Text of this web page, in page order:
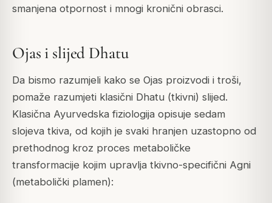
smanjena otpornost i mnogi kronični obrasci.
Ojas i slijed Dhatu
Da bismo razumjeli kako se Ojas proizvodi i troši,
pomaže razumjeti klasični Dhatu (tkivni) slijed.
Klasična Ayurvedska fiziologija opisuje sedam
slojeva tkiva, od kojih je svaki hranjen uzastopno od
prethodnog kroz proces metaboličke
transformacije kojim upravlja tkivno-specifični Agni
(metabolički plamen):